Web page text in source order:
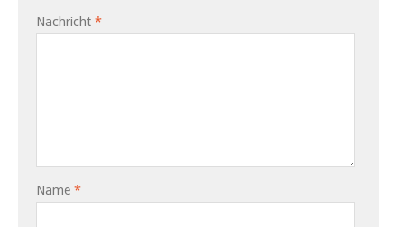
Nachricht *
Name *